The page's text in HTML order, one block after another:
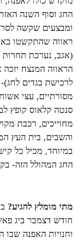
החג וסוף השנה
ומבצעים שקשה
ראווה שהתקשטו
(אגב, נערכת תחרות
הראווה המנצח יזכה
לרכישת בגדים
מסורתיים, עצי
סנטה קלאוס קופץ
מחוייכים, רכבת
והשבים, בית העץ
במיוחד, מכיל כל
החג המהולל הזה-
מתי מומלץ להגיע?
חודש דצמבר ביג
וחנויות האפנה שבו